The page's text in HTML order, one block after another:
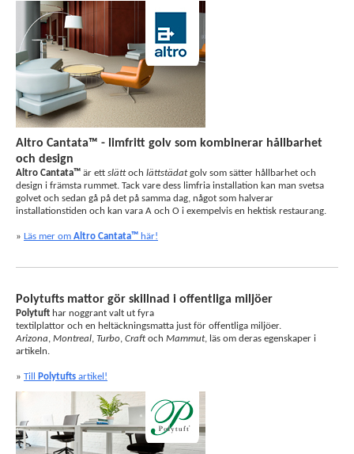
Altro Cantata™ - limfritt golv som kombinerar hållbarhet
och design
Altro Cantata™ är ett slättoch lättstädatgolv som sätter hållbarhet och
design i främsta rummet. Tack vare dess limfria installation kan man svetsa
golvet och sedan gå på det på samma dag, något som halverar
installationstiden och kan vara A och O i exempelvis en hektisk restaurang.
» Läs mer om Altro Cantata™ här!
Polytufts mattor gör skillnad i offentliga miljöer
Polytuft har noggrant valt ut fyra
textilplattor och en heltäckningsmatta just för offentliga miljöer.
Arizona, Montreal, Turbo, Craft och Mammut, läs om deras egenskaper i
artikeln.
» Till Polytufts artikel!